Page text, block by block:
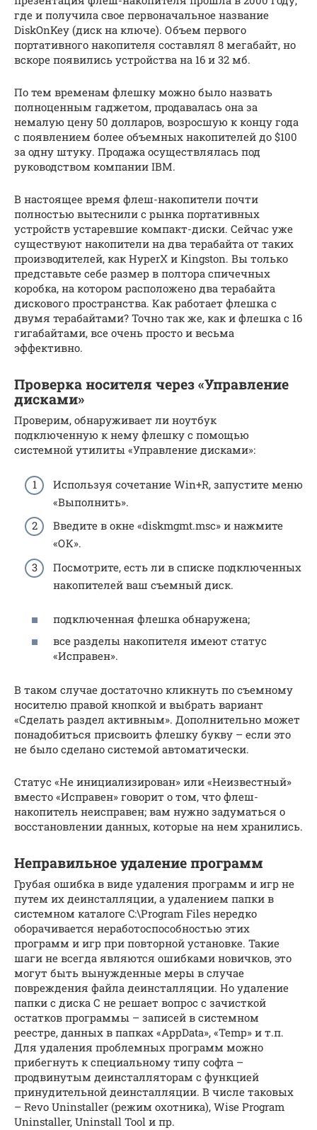
где и получила свое первоначальное название
DiskOnKey (диск на ключе). Объем первого
портативного накопителя составлял 8 мегабайт, но
вскоре появились устройства на 16 и 32 мб.
По тем временам флешку можно было назвать
полноценным гаджетом, продавалась она за
немалую цену 50 долларов, возросшую к концу года
с появлением более объемных накопителей до $100
за одну штуку. Продажа осуществлялась под
руководством компании IBM.
В настоящее время флеш-накопители почти
полностью вытеснили с рынка портативных
устройств устаревшие компакт-диски. Сейчас уже
существуют накопители на два терабайта от таких
производителей, как HyperX и Kingston. Вы только
представьте себе размер в полтора спичечных
коробка, на котором расположено два терабайта
дискового пространства. Как работает флешка с
двумя терабайтами? Точно так же, как и флешка с 16
гигабайтами, все очень просто и весьма
эффективно.
Проверка носителя через «Управление
дисками»
Проверим, обнаруживает ли ноутбук
подключенную к нему флешку с помощью
системной утилиты «Управление дисками»:
Используя сочетание Win+R, запустите меню
«Выполнить».
Введите в окне «diskmgmt.msc» и нажмите
«ОК».
Посмотрите, есть ли в списке подключенных
накопителей ваш съемный диск.
подключенная флешка обнаружена;
все разделы накопителя имеют статус
«Исправен».
В таком случае достаточно кликнуть по съемному
носителю правой кнопкой и выбрать вариант
«Сделать раздел активным». Дополнительно может
понадобиться присвоить флешку букву – если это
не было сделано системой автоматически.
Статус «Не инициализирован» или «Неизвестный»
вместо «Исправен» говорит о том, что флеш-
накопитель неисправен; вам нужно задуматься о
восстановлении данных, которые на нем хранились.
Неправильное удаление программ
Грубая ошибка в виде удаления программ и игр не
путем их деинсталляции, а удалением папки в
системном каталоге C:\Program Files нередко
оборачивается неработоспособностью этих
программ и игр при повторной установке. Такие
шаги не всегда являются ошибками новичков, это
могут быть вынужденные меры в случае
повреждения файла деинсталляции. Но удаление
папки с диска С не решает вопрос с зачисткой
остатков программы – записей в системном
реестре, данных в папках «AppData», «Temp» и т.п.
Для удаления проблемных программ можно
прибегнуть к специальному типу софта –
продвинутым деинсталляторам с функцией
принудительной деинсталляции. В числе таковых
– Revo Uninstaller (режим охотника), Wise Program
Uninstaller, Uninstall Tool и пр.